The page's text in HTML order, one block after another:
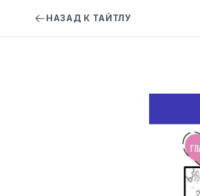
НАЗАД К ТАЙТЛУ